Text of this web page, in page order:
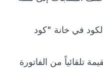
في خانة "كود
تلقائياً من الفاتورة